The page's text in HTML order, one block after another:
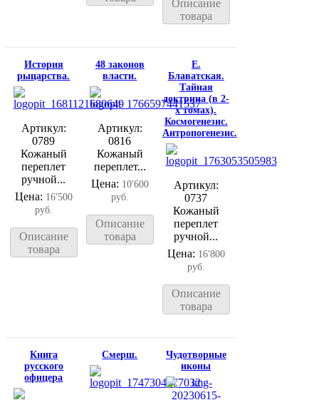
Описание
товара
История
рыцарства.
Артикул:
0789
Кожаный
переплет
ручной...
Цена: 16'500
руб.
Описание
товара
48 законов
власти.
Артикул:
0816
Кожаный
переплет...
Цена: 10'600
руб.
Описание
товара
Е.
Блаватская.
Тайная
доктрина (в 2-
х томах).
Космогенезис.
Антропогенезис.
Артикул:
0737
Кожаный
переплет
ручной...
Цена: 16'800
руб.
Описание
товара
Книга
русского
офицера
Смерш.
Чудотворные
иконы